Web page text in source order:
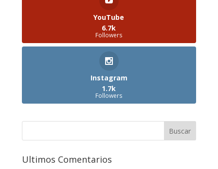
YouTube
6.7k
Followers
Instagram
1.7k
Followers
Ultimos Comentarios